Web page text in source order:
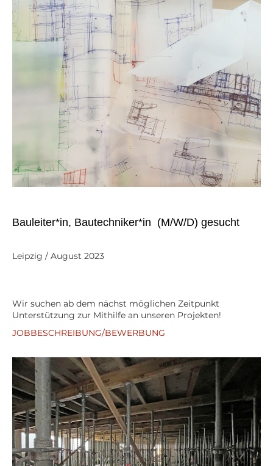
Bauleiter*in, Bautechniker*in (M/W/D) gesucht
Leipzig / August 2023
Wir suchen ab dem nächst möglichen Zeitpunkt
Unterstützung zur Mithilfe an unseren Projekten!
JOBBESCHREIBUNG/BEWERBUNG